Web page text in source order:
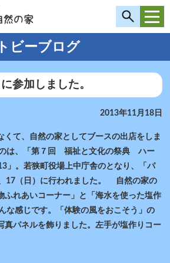
トビーブログ
参加しました。
2013年11月18日
て、自然の家としてブースの出店をしま
は、「第７回 福祉と文化の祭典 ハー
」。若狭町役場上中庁舎のとなり、「パ
17（日）に行われました。 自然の家の
ふれあいコーナー」と「海水を使った塩作
感じです。「体験の風をおこそう」の
真パネルを飾りました。左手が塩作りコー